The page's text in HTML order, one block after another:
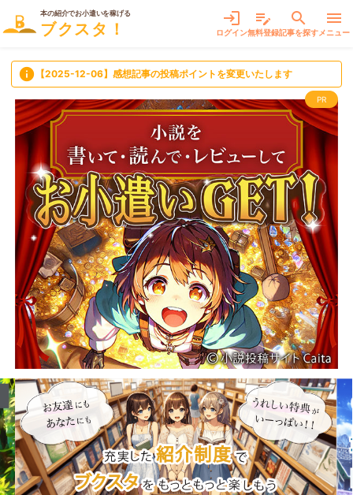
本の紹介でお小遣いを稼げる
ブクスタ！
login
ログイン
edit_note
無料登録
search
記事を探す
menu
メニュー
info 【2025-12-06】感想記事の投稿ポイントを変更いたします
PR